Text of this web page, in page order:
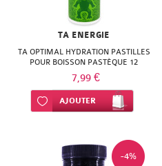
TA ENERGIE
TA OPTIMAL HYDRATION PASTILLES
POUR BOISSON PASTÈQUE 12
PASTILLES
7,99 €
Ajouter à ma liste d’envie
AJOUTER
-4%